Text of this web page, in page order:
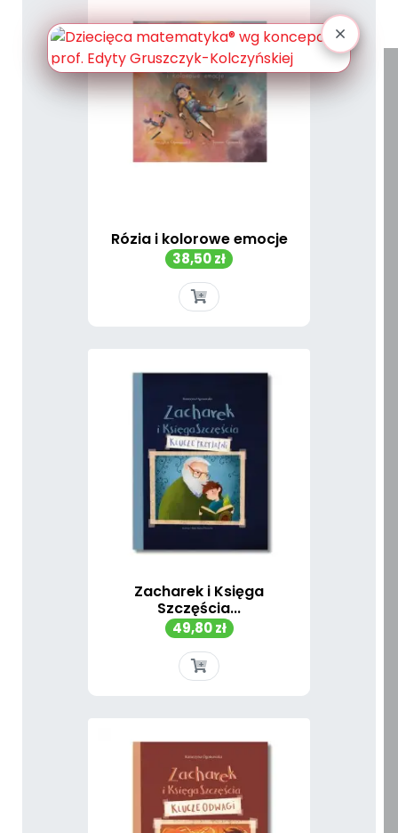
Rózia i kolorowe emocje
Cena
38,50 zł
Zacharek i Księga
Szczęścia...
Cena
49,80 zł